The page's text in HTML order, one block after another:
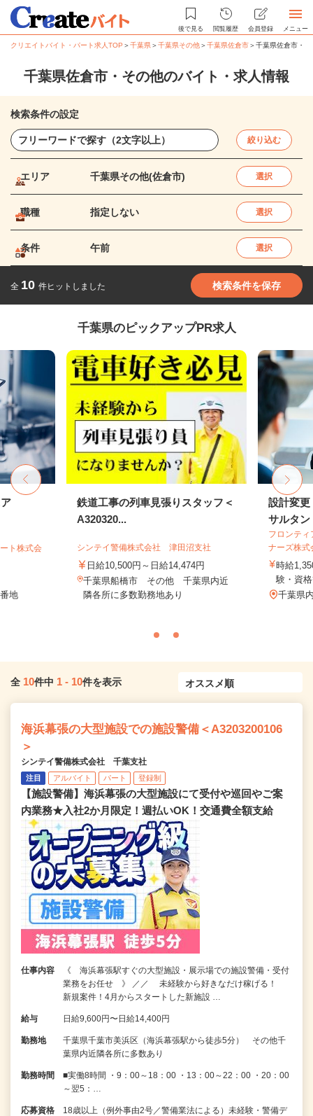
後で見る 閲覧履歴 会員登録 メニュー
クリエイトバイト・パート求人TOP ＞千葉県＞千葉県その他＞千葉県佐倉市＞千葉県佐倉市・
千葉県佐倉市・その他のバイト・求人情報
検索条件の設定
絞り込む
エリア 千葉県その他(佐倉市) 選択
職種 指定しない 選択
条件 午前 選択
全 10 件ヒットしました 検索条件を保存
千葉県のピックアップPR求人
ト株式会
地
鉄道工事の列車見張りスタッフ＜
A320320...
シンテイ警備株式会社 津田沼支社
日給10,500円～日給14,474円
千葉県船橋市 その他 千葉県内近
隣各所に多数勤務地あり
設計変更
サルタン
フロンテ
ナーズ株式
時給
験・資
千葉県
全 10件中 1 - 10件を表示
海浜幕張の大型施設での施設警備＜A3203200106
＞
シンテイ警備株式会社 千葉支社
注目 アルバイト パート 登録制
【施設警備】海浜幕張の大型施設にて受付や巡回やご案
内業務★入社2か月限定！週払いOK！交通費全額支給
仕事内容
《 海浜幕張駅すぐの大型施設・展示場での施設警備・受付
業務をお任せ 》 ／／ 未経験から好きなだけ稼げる！
新規案件！4月からスタートした新施設 …
給与 日給9,600円〜日給14,400円
勤務地
千葉県千葉市美浜区（海浜幕張駅から徒歩5分） その他千
葉県内近隣各所に多数あり
勤務時間
■実働8時間 ・9：00～18：00 ・13：00～22：00 ・20：00
～翌5：…
応募資格
18歳以上（例外事由2号／警備業法による）未経験・警備デ